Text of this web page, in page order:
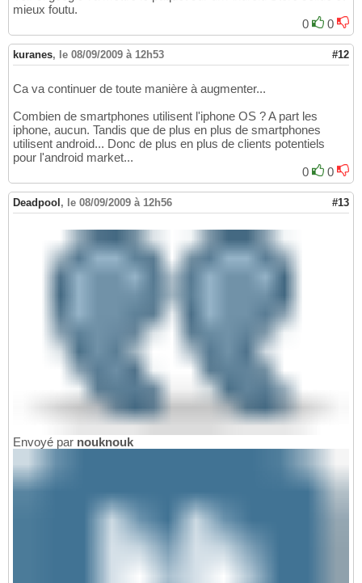
mieux foutu.
0
0
kuranes, le 08/09/2009 à 12h53 #12
Ca va continuer de toute manière à augmenter...
Combien de smartphones utilisent l'iphone OS ? A part les
iphone, aucun. Tandis que de plus en plus de smartphones
utilisent android... Donc de plus en plus de clients potentiels
pour l'android market...
0
0
Deadpool, le 08/09/2009 à 12h56 #13
Envoyé par nouknouk